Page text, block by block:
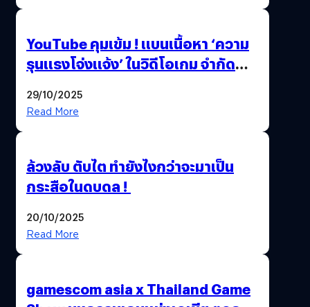
YouTube คุมเข้ม ! แบนเนื้อหา ‘ความ
รุนแรงโจ่งแจ้ง’ ในวิดีโอเกม จำกัด
29/10/2025
Read More
ล้วงลับ ตับไต ทำยังไงกว่าจะมาเป็น
กระสือในดบดล !
20/10/2025
Read More
gamescom asia x Thailand Game